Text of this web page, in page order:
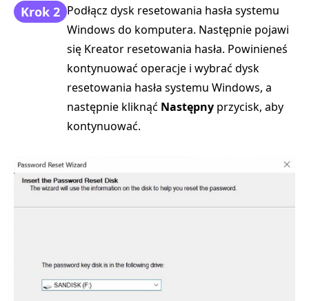
Krok 2 Podłącz dysk resetowania hasła systemu
Windows do komputera. Następnie pojawi
się Kreator resetowania hasła. Powinieneś
kontynuować operacje i wybrać dysk
resetowania hasła systemu Windows, a
następnie kliknąć Następny przycisk, aby
kontynuować.